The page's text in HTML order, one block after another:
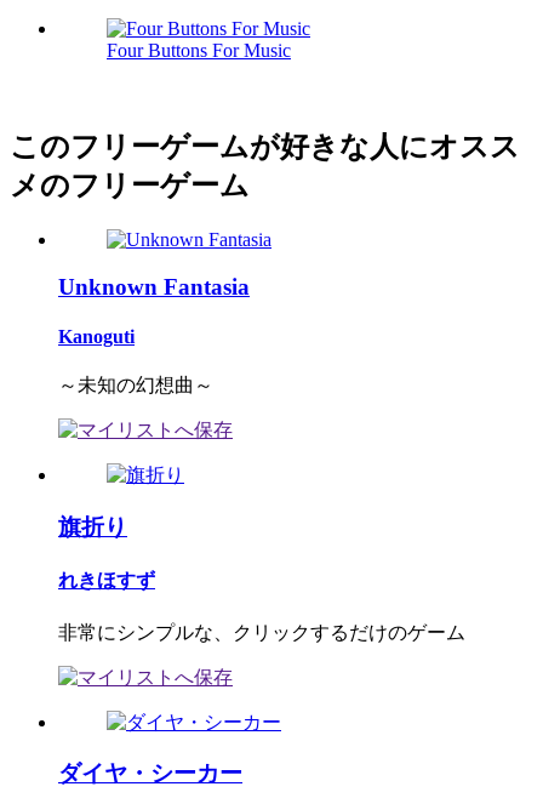
Four Buttons For Music
このフリーゲームが好きな人にオスス
メのフリーゲーム
Unknown Fantasia
Kanoguti
～未知の幻想曲～
旗折り
れきほすず
非常にシンプルな、クリックするだけのゲーム
ダイヤ・シーカー